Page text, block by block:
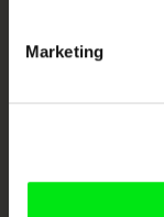
Marketing
Portál DAFilms
európskych festivalov